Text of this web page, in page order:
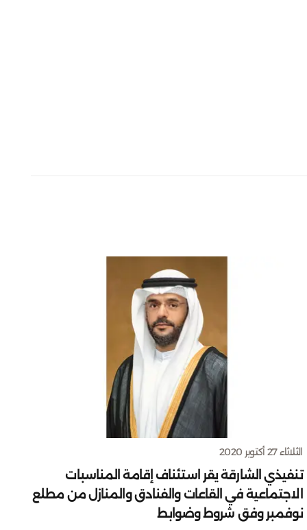
الثلاثاء 27 أكتوبر 2020
تنفيذي الشارقة يقر استئناف إقامة المناسبات
الاجتماعية في القاعات والفنادق والمنازل من مطلع
نوفمبر وفق شروط وضوابط